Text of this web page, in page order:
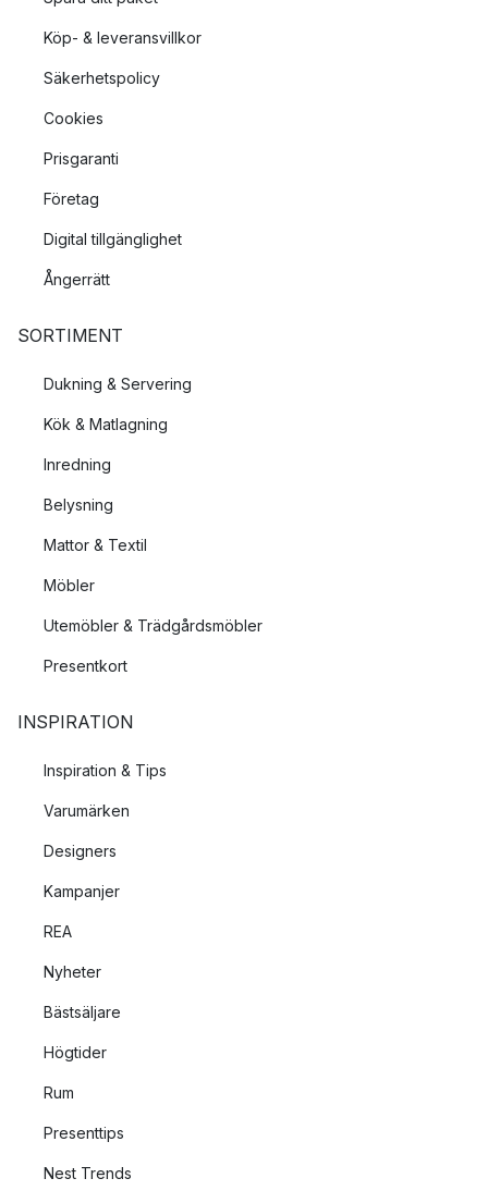
Köp- & leveransvillkor
Säkerhetspolicy
Cookies
Prisgaranti
Företag
Digital tillgänglighet
Ångerrätt
SORTIMENT
Dukning & Servering
Kök & Matlagning
Inredning
Belysning
Mattor & Textil
Möbler
Utemöbler & Trädgårdsmöbler
Presentkort
INSPIRATION
Inspiration & Tips
Varumärken
Designers
Kampanjer
REA
Nyheter
Bästsäljare
Högtider
Rum
Presenttips
Nest Trends